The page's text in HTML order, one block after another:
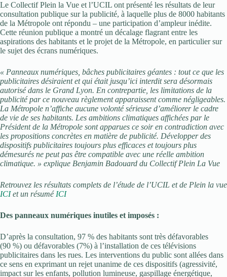
Le Collectif Plein la Vue et l’UCIL ont présenté les résultats de leur
consultation publique sur la publicité, à laquelle plus de 8000 habitants
de la Métropole ont répondu – une participation d’ampleur inédite.
Cette réunion publique a montré un décalage flagrant entre les
aspirations des habitants et le projet de la Métropole, en particulier sur
le sujet des écrans numériques.
« Panneaux numériques, bâches publicitaires géantes : tout ce que les
publicitaires désiraient et qui était jusqu’ici interdit sera désormais
autorisé dans le Grand Lyon. En contrepartie, les limitations de la
publicité par ce nouveau règlement apparaissent comme négligeables.
La Métropole n’affiche aucune volonté sérieuse d’améliorer le cadre
de vie de ses habitants. Les ambitions climatiques affichées par le
Président de la Métropole sont apparues ce soir en contradiction avec
les propositions concrètes en matière de publicité. Développer des
dispositifs publicitaires toujours plus efficaces et toujours plus
démesurés ne peut pas être compatible avec une réelle ambition
climatique. » explique Benjamin Badouard du Collectif Plein La Vue
Retrouvez les résultats complets de l’étude de l’UCIL et de Plein la vue
ICIet un résumé ICI
Des panneaux numériques inutiles et imposés :
D’après la consultation, 97 % des habitants sont très défavorables
(90 %) ou défavorables (7%) à l’installation de ces télévisions
publicitaires dans les rues. Les interventions du public sont allées dans
ce sens en exprimant un rejet unanime de ces dispositifs (agressivité,
impact sur les enfants, pollution lumineuse, gaspillage énergétique,